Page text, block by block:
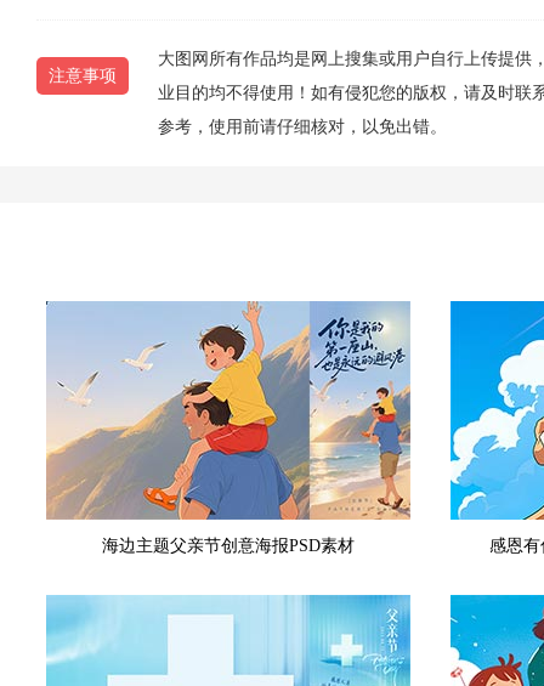
注意事项
大图网所有作品均是网上搜集或用户自行上传提
业目的均不得使用！如有侵犯您的版权，请及时联
参考，使用前请仔细核对，以免出错。
海边主题父亲节创意海报PSD素材 感恩有